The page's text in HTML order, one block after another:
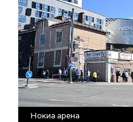
Нокиа арена